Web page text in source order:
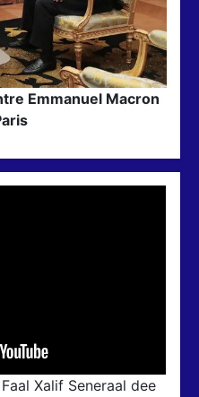
Emmanuel Macron
Xalif Seneraal dee